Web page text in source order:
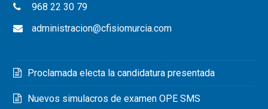
968 22 30 79
administracion@cfisiomurcia.com
Proclamada electa la candidatura presentada
Nuevos simulacros de examen OPE SMS